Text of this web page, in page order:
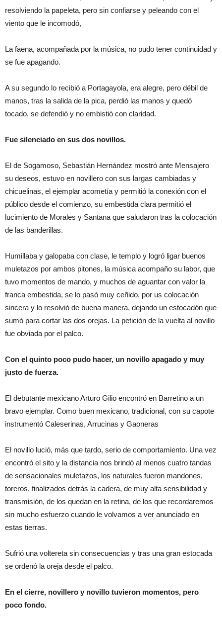
resolviendo la papeleta, pero sin confiarse y peleando con el
viento que le incomodó,
La faena, acompañada por la música, no pudo tener continuidad y
se fue apagando.
A su segundo lo recibió a Portagayola, era alegre, pero débil de
manos, tras la salida de la pica, perdió las manos y quedó
tocado, se defendió y no embistió con claridad.
Fue silenciado en sus dos novillos.
El de Sogamoso, Sebastián Hernández mostró ante Mensajero
su deseos, estuvo en novillero con sus largas cambiadas y
chicuelinas, el ejemplar acometía y permitió la conexión con el
público desde el comienzo, su embestida clara permitió el
lucimiento de Morales y Santana que saludaron tras la colocación
de las banderillas.
Humillaba y galopaba con clase, le templo y logró ligar buenos
muletazos por ambos pitones, la música acompaño su labor, que
tuvo momentos de mando, y muchos de aguantar con valor la
franca embestida, se lo pasó muy ceñido, por us colocación
sincera y lo resolvió de buena manera, dejando un estocadón que
sumó para cortar las dos orejas. La petición de la vuelta al novillo
fue obviada por el palco.
Con el quinto poco pudo hacer, un novillo apagado y muy
justo de fuerza.
El debutante mexicano Arturo Gilio encontró en Barretino a un
bravo ejemplar. Como buen mexicano, tradicional, con su capote
instrumentó Caleserinas, Arrucinas y Gaoneras
El novillo lució, más que tardo, serio de comportamiento. Una vez
encontró el sito y la distancia nos brindó al menos cuatro tandas
de sensacionales muletazos, los naturales fueron mandones,
toreros, finalizados detrás la cadera, de muy alta sensibilidad y
transmisión, de los quedan en la retina, de los que recordaremos
sin mucho esfuerzo cuando le volvamos a ver anunciado en
estas tierras.
Sufrió una voltereta sin consecuencias y tras una gran estocada
se ordenó la oreja desde el palco.
En el cierre, novillero y novillo tuvieron momentos, pero
poco fondo.